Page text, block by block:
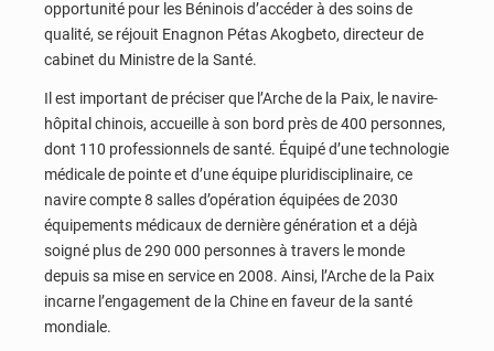
opportunité pour les Béninois d’accéder à des soins de
qualité, se réjouit Enagnon Pétas Akogbeto, directeur de
cabinet du Ministre de la Santé.
Il est important de préciser que l’Arche de la Paix, le navire-
hôpital chinois, accueille à son bord près de 400 personnes,
dont 110 professionnels de santé. Équipé d’une technologie
médicale de pointe et d’une équipe pluridisciplinaire, ce
navire compte 8 salles d’opération équipées de 2030
équipements médicaux de dernière génération et a déjà
soigné plus de 290 000 personnes à travers le monde
depuis sa mise en service en 2008. Ainsi, l’Arche de la Paix
incarne l’engagement de la Chine en faveur de la santé
mondiale.